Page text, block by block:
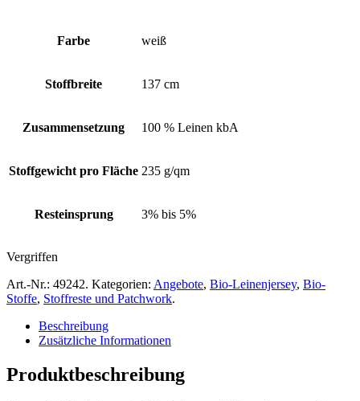
Farbe weiß
Stoffbreite 137 cm
Zusammensetzung 100 % Leinen kbA
Stoffgewicht pro Fläche 235 g/qm
Resteinsprung 3% bis 5%
Vergriffen
Art.-Nr.: 49242. Kategorien: Angebote, Bio-Leinenjersey, Bio-
Stoffe, Stoffreste und Patchwork.
Beschreibung
Zusätzliche Informationen
Produktbeschreibung